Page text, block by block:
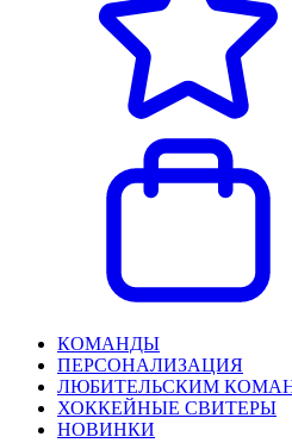
КОМАНДЫ
ПЕРСОНАЛИЗАЦИЯ
ЛЮБИТЕЛЬСКИМ
ХОККЕЙНЫЕ СВИТЕРЫ
НОВИНКИ